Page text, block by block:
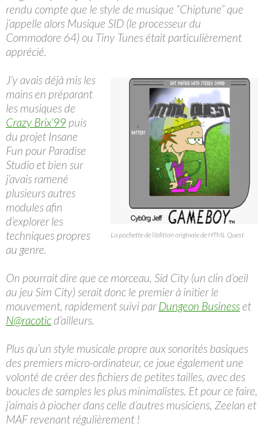
rendu compte que le style de musique “Chiptune” que
j’appelle alors Musique SID (le processeur du
Commodore 64) ou Tiny Tunes était particulièrement
apprécié.
La pochette de l’édition originale de HTML Quest
J’y avais déjà mis les
mains en préparant
les musiques de
Crazy Brix’99 puis
du projet Insane
Fun pour Paradise
Studio et bien sur
j’avais ramené
plusieurs autres
modules afin
d’explorer les
techniques propres
au genre.
On pourrait dire que ce morceau, Sid City (un clin d’oeil
au jeu Sim City) serait donc le premier à initier le
mouvement, rapidement suivi parDungeon Businesset
N@racoticd’ailleurs.
Plus qu’un style musicale propre aux sonorités basiques
des premiers micro-ordinateur, ce joue également une
volonté de créer des fichiers de petites tailles, avec des
boucles de samples les plus minimalistes. Et pour ce faire,
j’aimais à piocher dans celle d’autres musiciens, Zeelan et
MAF revenant régulièrement !